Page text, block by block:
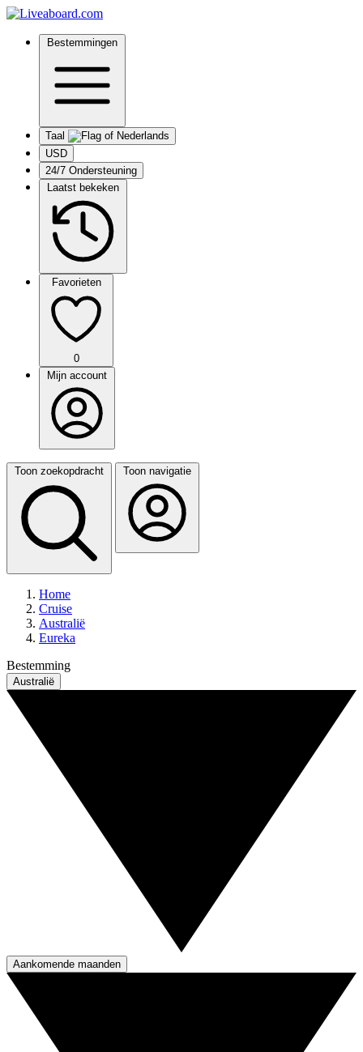
Bestemmingen
Taal
USD
24/7 Ondersteuning
Laatst bekeken
Favorieten
0
Mijn account
Toon zoekopdracht Toon navigatie
Home
Cruise
Australië
Eureka
Bestemming
Australië
Aankomende maanden